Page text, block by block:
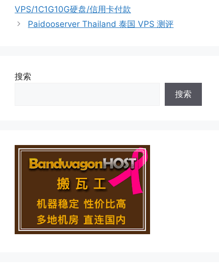
VPS/1C1G10G硬盘/信用卡付款
Paidooserver Thailand 泰国 VPS 测评
搜索
搜索